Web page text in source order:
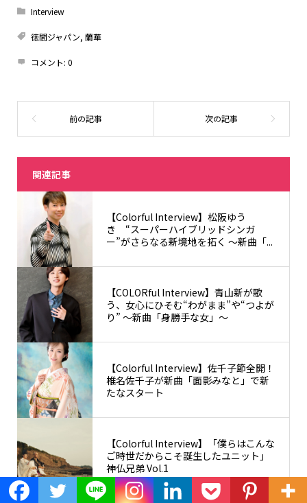
Interview
徳間ジャパン, 蘭華
コメント: 0
関連記事
【Colorful Interview】松阪ゆう
き “スーパーハイブリッドシンガ
ー”がさらなる新境地を拓く 〜新曲「...
【COLORful Interview】青山新が歌
う、女心にひそむ“わがまま”や“つよが
り” 〜新曲「身勝手な女」〜
【Colorful Interview】佐千子節全開！
椎名佐千子が新曲「面影みなと」で新
たなスタート
【Colorful Interview】「僕らはこんな
ご時世だからこそ誕生したユニット」
神仏兄弟 Vol.1